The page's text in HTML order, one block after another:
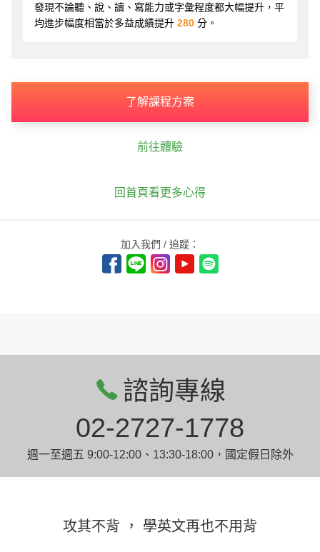
發現不論聽、說、讀、寫能力或字彙程度都大幅提升，平
均進步幅度相當於多益成績提升 280 分。
了解課程方案
前往體驗
回首頁看更多心得
加入我們 / 追蹤：
諮詢專線
02-2727-1778
週一至週五 9:00-12:00、13:30-18:00，國定假日除外
攻其不背 ， 學英文再也不用背